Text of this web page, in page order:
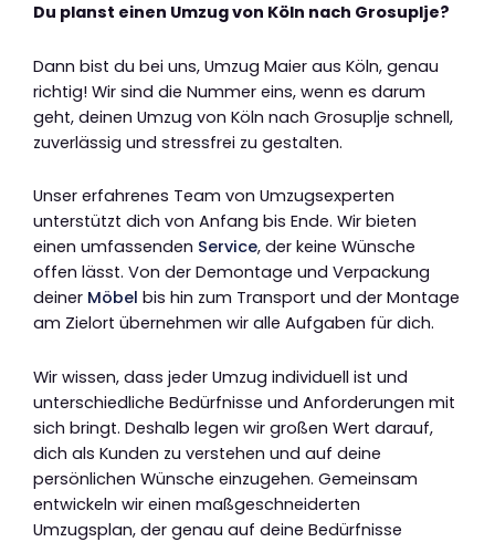
Du planst einen Umzug von Köln nach Grosuplje?
Dann bist du bei uns, Umzug Maier aus Köln, genau
richtig! Wir sind die Nummer eins, wenn es darum
geht, deinen Umzug von Köln nach Grosuplje schnell,
zuverlässig und stressfrei zu gestalten.
Unser erfahrenes Team von Umzugsexperten
unterstützt dich von Anfang bis Ende. Wir bieten
einen umfassenden Service, der keine Wünsche
offen lässt. Von der Demontage und Verpackung
deiner Möbel bis hin zum Transport und der Montage
am Zielort übernehmen wir alle Aufgaben für dich.
Wir wissen, dass jeder Umzug individuell ist und
unterschiedliche Bedürfnisse und Anforderungen mit
sich bringt. Deshalb legen wir großen Wert darauf,
dich als Kunden zu verstehen und auf deine
persönlichen Wünsche einzugehen. Gemeinsam
entwickeln wir einen maßgeschneiderten
Umzugsplan, der genau auf deine Bedürfnisse